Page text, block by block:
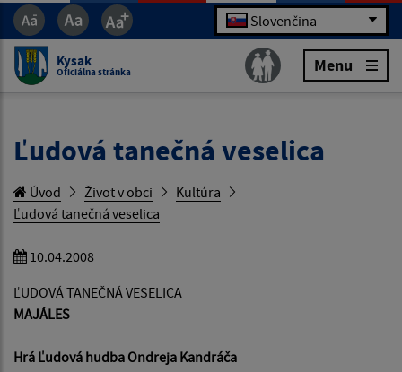
Slovenčina
Kysak
Oficiálna stránka Menu
Ľudová tanečná veselica
Úvod Život v obci
Kultúra
Ľudová tanečná veselica
10.04.2008
ĽUDOVÁ TANEČNÁ VESELICA
MAJÁLES
Hrá Ľudová hudba Ondreja Kandráča